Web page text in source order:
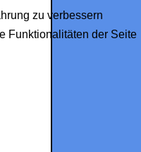
zu verbessern
Funktionalitäten der Seite